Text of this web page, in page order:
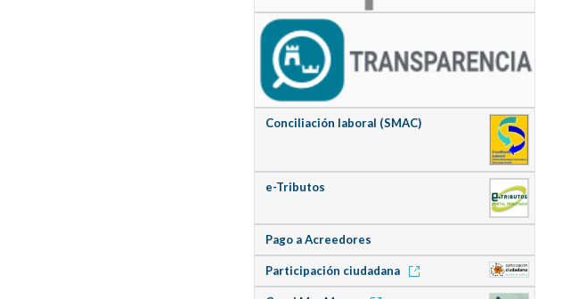
Conciliación laboral (SMAC)
e-Tributos
Pago a Acreedores
Participación ciudadana